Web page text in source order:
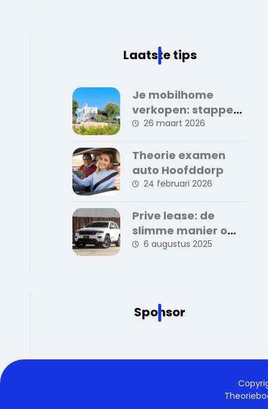
Laatste tips
Je mobilhome
verkopen: stappen
en tips voor een
verkoop
26 maart 2026
Theorie examen
auto Hoofddorp
24 februari 2026
Prive lease: de
slimme manier om
zorgeloos auto te
6 augustus 2025
Sponsor